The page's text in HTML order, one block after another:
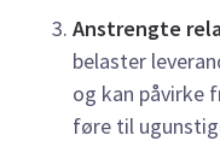
Anstrengte
belaster
og kan påvirke
føre til